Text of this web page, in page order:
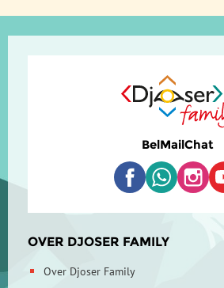
BelMailChat
OVER DJOSER FAMILY
Over Djoser Family